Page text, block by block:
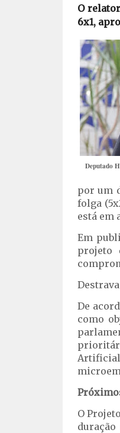
O
6x1,
Deputado
por um
folga
está em
Em
projeto
De
como
O